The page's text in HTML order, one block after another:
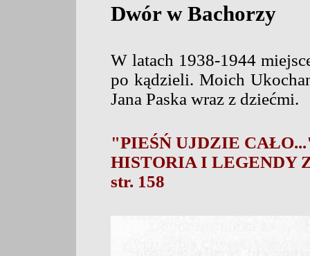
Dwór w Bachorzy
W latach 1938-1944
po kądzieli. Moich
Jana Paska wraz z dziećmi.
"PIEŚŃ UJDZIE
HISTORIA I LEGENDY
str. 158